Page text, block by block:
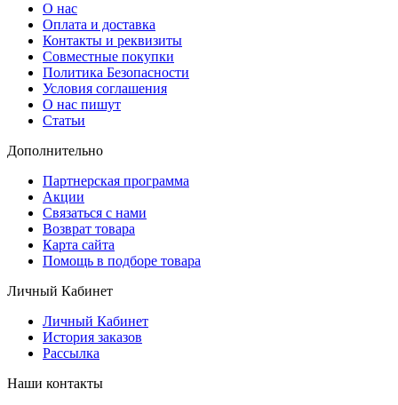
О нас
Оплата и доставка
Контакты и реквизиты
Совместные покупки
Политика Безопасности
Условия соглашения
О нас пишут
Статьи
Дополнительно
Партнерская программа
Акции
Связаться с нами
Возврат товара
Карта сайта
Помощь в подборе товара
Личный Кабинет
Личный Кабинет
История заказов
Рассылка
Наши контакты